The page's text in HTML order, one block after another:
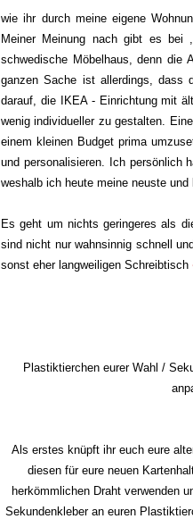
wie ihr durch meine eigene
Meiner Meinung nach gibt es bei
schwedische Möbelhaus, denn die
ganzen Sache ist allerdings, dass
darauf, die IKEA - Einrichtung mit
wenig individueller zu gestalten.
einem kleinen Budget prima
und personalisieren. Ich persönlich
weshalb ich heute meine neuste
Es geht um nichts geringeres als
sind nicht nur wahnsinnig schnell
sonst eher langweiligen Schreibtisch
Plastiktierchen eurer Wahl /
Als erstes knüpft ihr euch eure
diesen für eure neuen
herkömmlichen Draht verwenden
Sekundenkleber an euren